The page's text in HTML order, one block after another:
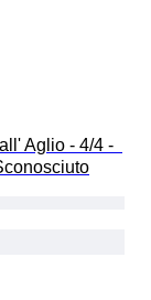
Aglio - 4/4 -